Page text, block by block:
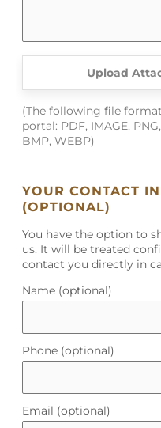
činnost (uchazeči o
Společnost vylučuje
pro povinný subjekt
obdobnou činnost podle
i) ZOO.
PŘÍSLUŠNÁ
DLE ZÁKONA O
Paní Alina Costa
telefonní číslo:+43 5412
adresa elektronické pošty:
Paní Gudrun Walter
adresa elektronické
Upload
(The following file
portal: PDF, IMAGE,
BMP, WEBP)
YOUR CONTACT
(OPTIONAL)
You have the option to
us. It will be treated
contact you directly in
Name (optional)
Phone (optional)
Email (optional)